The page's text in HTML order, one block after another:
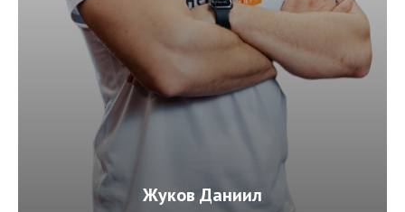
Жуков Даниил